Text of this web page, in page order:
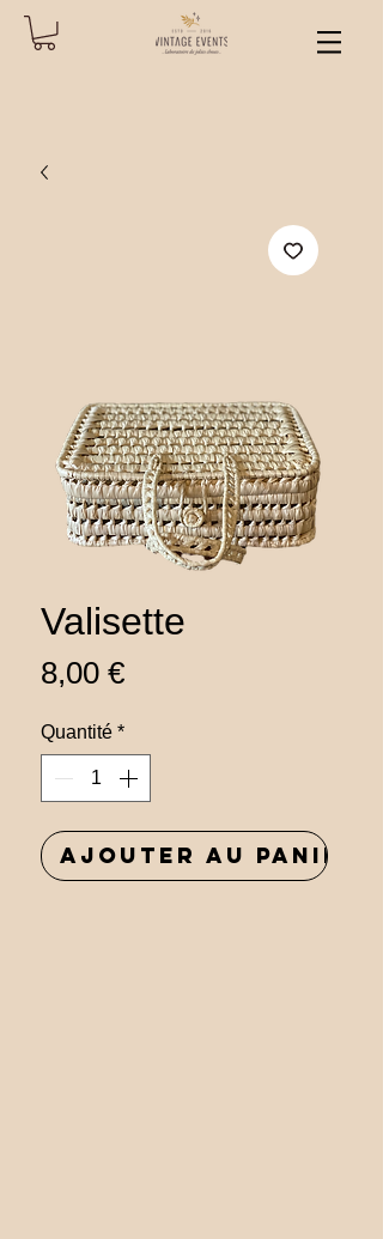
Valisette
8,00 €Prix
Quantité *
Ajouter au panier